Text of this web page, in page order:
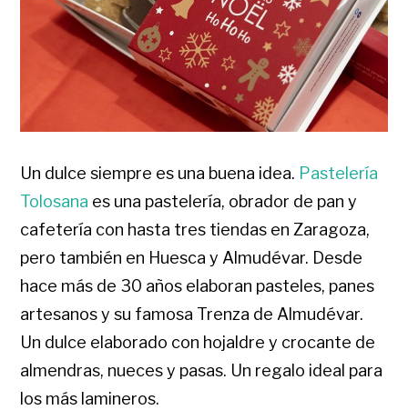
Un dulce siempre es una buena idea. Pastelería
Tolosana es una pastelería, obrador de pan y
cafetería con hasta tres tiendas en Zaragoza,
pero también en Huesca y Almudévar. Desde
hace más de 30 años elaboran pasteles, panes
artesanos y su famosa Trenza de Almudévar.
Un dulce elaborado con hojaldre y crocante de
almendras, nueces y pasas. Un regalo ideal para
los más lamineros.